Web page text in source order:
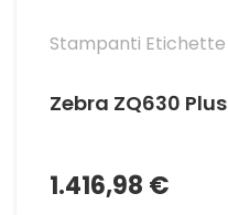
Stampanti Etichette
Zebra ZQ630 Plus
1.416,98 €